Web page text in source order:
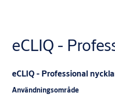
eCLIQ -
eCLIQ - Professional
Användningsområde